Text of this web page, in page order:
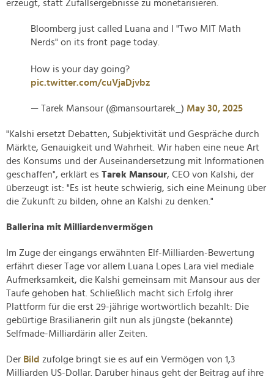
erzeugt, statt Zufallsergebnisse zu monetarisieren.
Bloomberg just called Luana and I "Two MIT Math
Nerds" on its front page today.
How is your day going?
pic.twitter.com/cuVjaDjvbz
— Tarek Mansour (@mansourtarek_) May 30, 2025
"Kalshi ersetzt Debatten, Subjektivität und Gespräche durch
Märkte, Genauigkeit und Wahrheit. Wir haben eine neue Art
des Konsums und der Auseinandersetzung mit Informationen
geschaffen", erklärt es Tarek Mansour, CEO von Kalshi, der
überzeugt ist: "Es ist heute schwierig, sich eine Meinung über
die Zukunft zu bilden, ohne an Kalshi zu denken."
Ballerina mit Milliardenvermögen
Im Zuge der eingangs erwähnten Elf-Milliarden-Bewertung
erfährt dieser Tage vor allem Luana Lopes Lara viel mediale
Aufmerksamkeit, die Kalshi gemeinsam mit Mansour aus der
Taufe gehoben hat. Schließlich macht sich Erfolg ihrer
Plattform für die erst 29-jährige wortwörtlich bezahlt: Die
gebürtige Brasilianerin gilt nun als jüngste (bekannte)
Selfmade-Milliardärin aller Zeiten.
Der Bild zufolge bringt sie es auf ein Vermögen von 1,3
Milliarden US-Dollar. Darüber hinaus geht der Beitrag auf ihre